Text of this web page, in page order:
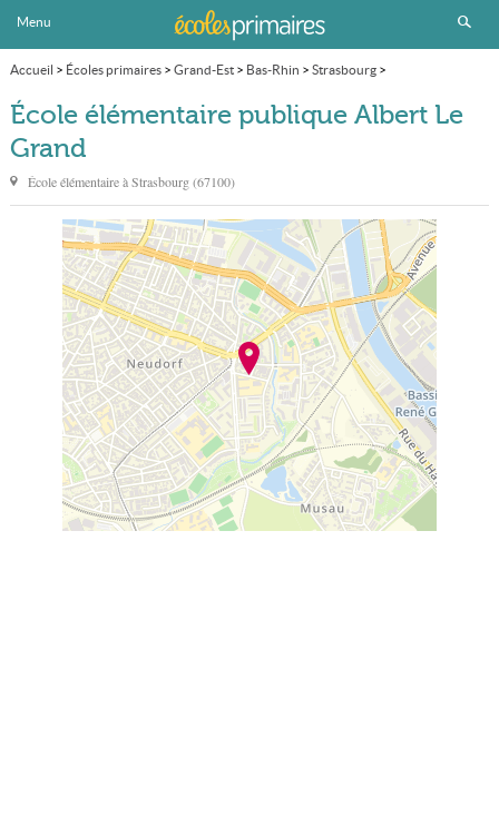
Menu
Accueil > Écoles primaires> Grand-Est> Bas-Rhin > Strasbourg>
École élémentaire publique Albert Le Grand
École élémentaire publique Albert Le
Grand
École élémentaire àStrasbourg(67100)